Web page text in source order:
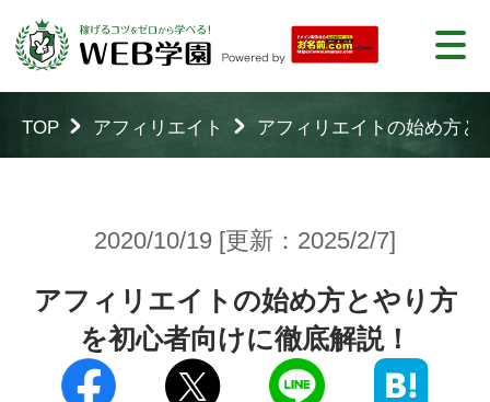
TOP アフィリエイト アフィリエイトの始め方と
2020/10/19 [更新：2025/2/7]
アフィリエイトの始め方とやり方
を初心者向けに徹底解説！